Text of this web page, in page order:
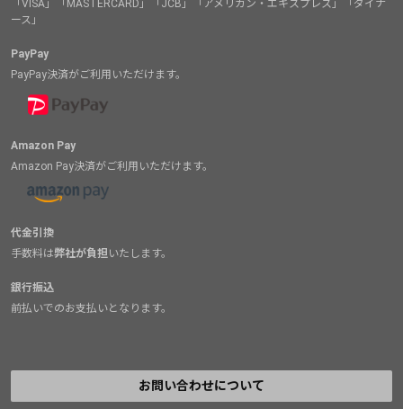
「VISA」「MASTERCARD」「JCB」「アメリカン・エキスプレス」「ダイナ
ース」
PayPay
PayPay決済がご利用いただけます。
Amazon Pay
Amazon Pay決済がご利用いただけます。
代金引換
手数料は弊社が負担いたします。
銀行振込
前払いでのお支払いとなります。
お問い合わせについて